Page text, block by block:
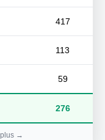
417
113
59
276